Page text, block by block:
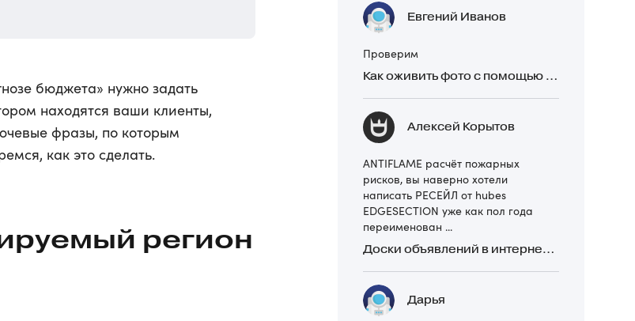
бюджета» нужно задать
находятся ваши клиенты,
фразы, по которым
как это сделать.
регион
Евгений Иванов
Проверим
Как оживить фото с помощью нейросетей в 2026 году: 17 бесплатных онлайн-сервисов, приложений и ботов
Алексей Корытов
ANTIFLAME расчёт пожарных
рисков, вы наверно хотели
написать РЕСЕЙЛ от hubes
EDGESECTION уже как пол года
переименован ...
Доски объявлений в интернете: какие лучше и безопаснее? Сравниваем 5 популярных
Дарья